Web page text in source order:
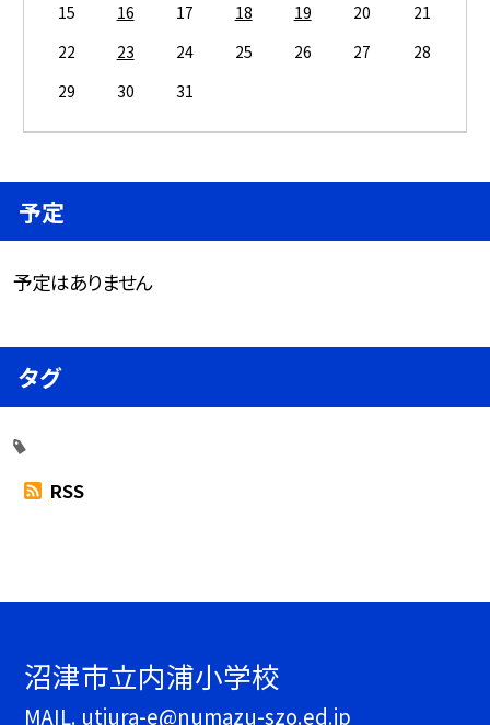
15
16 17 18 19 20
21
22
23 24 25 26 27
28
29
30 31
予定
予定はありません
タグ
RSS
沼津市立内浦小学校
MAIL. utiura-e@numazu-szo.ed.jp